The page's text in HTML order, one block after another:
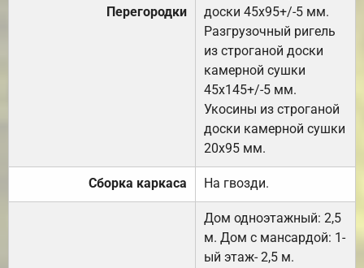
Перегородки
доски 45х95+/-5 мм.
Разгрузочный ригель
из строганой доски
камерной сушки
45х145+/-5 мм.
Укосины из строганой
доски камерной сушки
20х95 мм.
Сборка каркаса На гвозди.
Дом одноэтажный: 2,5
м. Дом с мансардой: 1-
ый этаж- 2,5 м.